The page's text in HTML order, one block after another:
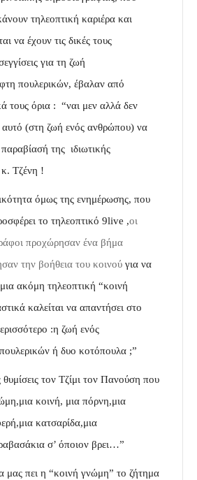
τηλεοπτική καριέρα και
να έχουν τις δικές τους
για τη ζωή
πουλερικών, έβαλαν από
τους όρια : “ναι μεν αλλά δεν
(στη ζωή ενός ανθρώπου) να
της ιδιωτικής
κ. Τζένη !
όμως της ενημέρωσης, που
το τηλεοπτικό 9live ,οι
προχώρησαν ένα βήμα
την βοήθεια του κοινού για να
ακόμη τηλεοπτική “κοινή
καλείται να απαντήσει στο
:η ζωή ενός
ή δυο κοτόπουλα ;”
θυμίσεις τον Τζίμι τον Πανούση που
κοινή, μια πόρνη,μια
κατσαρίδα,μια
σ’ όποιον βρει…”
μας πει η “κοινή γνώμη” το ζήτημα